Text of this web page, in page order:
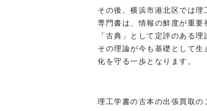
その後、横浜市港北区では
専門書は、情報の鮮度が重
「古典」として定評のある
その理論が今も基礎として
化を守る一歩となります。
理工学書の古本の出張買取の